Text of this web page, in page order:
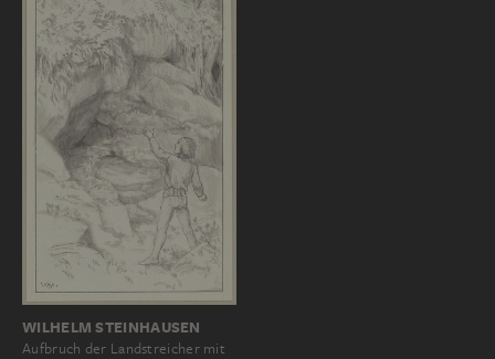
WILHELM STEINHAUSEN
Aufbruch der Landstreicher mit